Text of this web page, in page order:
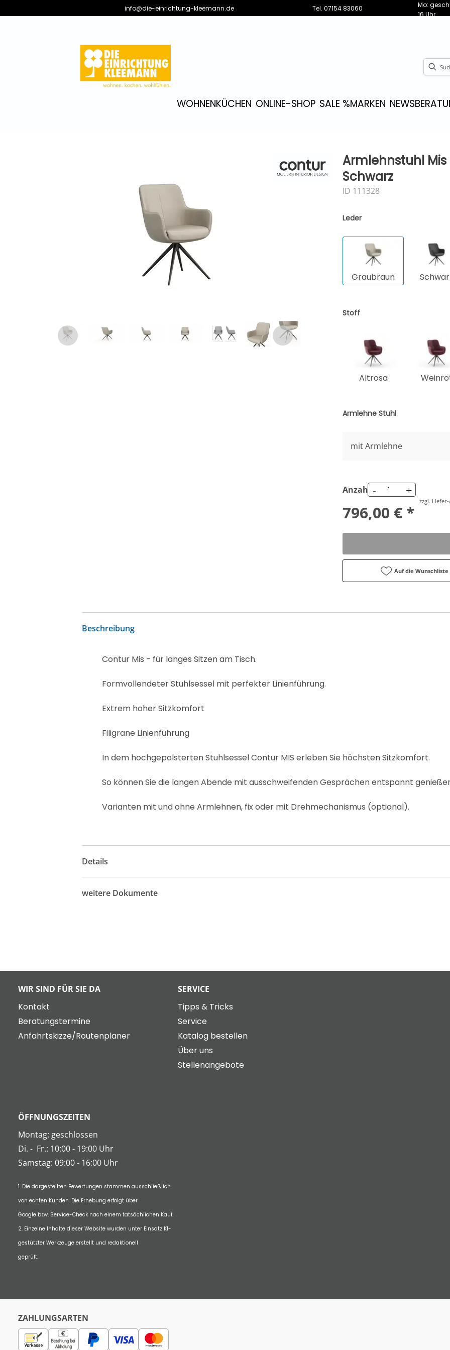
info@die-einrichtung-kleemann.de Tel. 07154 83060
Mo:
16 Uhr
WOHNENKÜCHEN ONLINE-SHOP SALE %MARKEN NEWS
Armlehnstuhl Mis
Schwarz
ID 111328
Leder
Graubraun
Stoff
Altrosa
Armlehne Stuhl
mit Armlehne
Anzahl - +
796,00 € *
zzgl.
Auf die Wunschliste
Beschreibung
Contur Mis - für langes Sitzen am Tisch.
Formvollendeter Stuhlsessel mit perfekter Linienführung.
Extrem hoher Sitzkomfort
Filigrane Linienführung
In dem hochgepolsterten Stuhlsessel Contur MIS erleben Sie höchsten Sitzkomfort.
So können Sie die langen Abende mit ausschweifenden Gesprächen entspannt
Varianten mit und ohne Armlehnen, fix oder mit Drehmechanismus (optional).
Details
weitere Dokumente
WIR SIND FÜR SIE DA
Kontakt
Beratungstermine
Anfahrtskizze/Routenplaner
SERVICE
Tipps & Tricks
Service
Katalog bestellen
Über uns
Stellenangebote
ÖFFNUNGSZEITEN
Montag: geschlossen
Di. - Fr.: 10:00 - 19:00 Uhr
Samstag: 09:00 - 16:00 Uhr
1. Die dargestellten Bewertungen stammen ausschließlich
von echten Kunden. Die Erhebung erfolgt über
Google bzw. Service-Check nach einem tatsächlichen Kauf.
2. Einzelne Inhalte dieser Website wurden unter Einsatz KI-
gestützter Werkzeuge erstellt und redaktionell
geprüft.
ZAHLUNGSARTEN